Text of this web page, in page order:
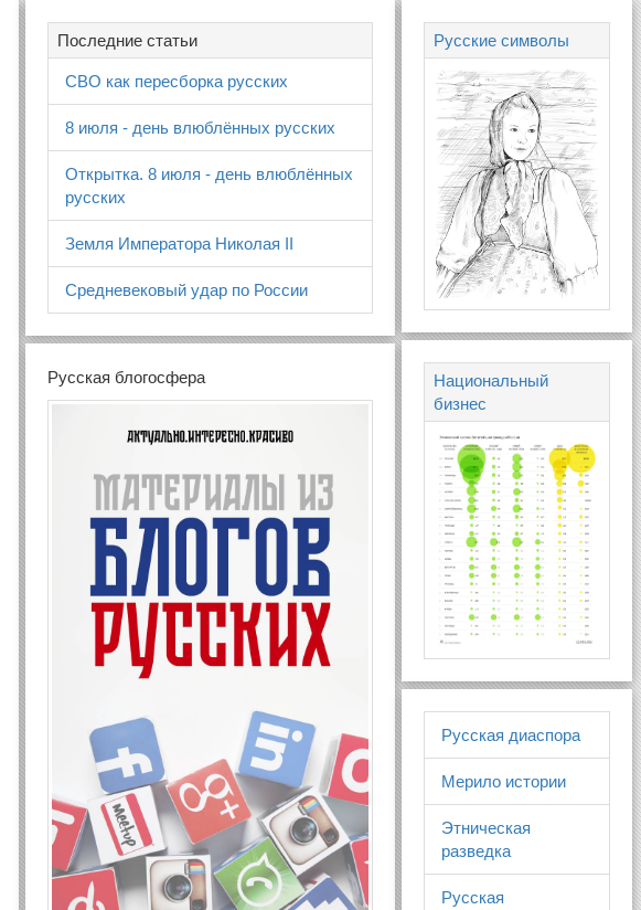
Последние статьи
СВО как пересборка русских
8 июля - день влюблённых русских
Открытка. 8 июля - день влюблённых
русских
Земля Императора Николая II
Средневековый удар по России
Русская блогосфера
Русские символы
Национальный
бизнес
Русская диаспора
Мерило истории
Этническая
разведка
Русская